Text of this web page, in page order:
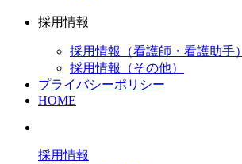
採用情報
採用情報（看護師・看護助手）
採用情報（その他）
プライバシーポリシー
HOME
採用情報